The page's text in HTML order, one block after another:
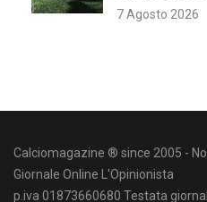
7 Agosto 2026
Calciomagazine ® since 2005 -
Giornale Online L'Opinionista
p.iva 01873660680 Testata